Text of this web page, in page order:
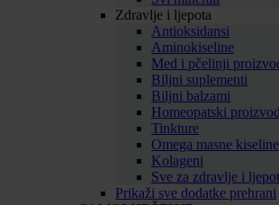
Zdravlje i ljepota
Antioksidansi
Aminokiseline
Med i pčelinji
Biljni suplementi
Biljni balzami
Homeopatski
Tinkture
Omega masne kiseline
Kolageni
Sve za zdravlje i
Prikaži sve dodatke prehrani